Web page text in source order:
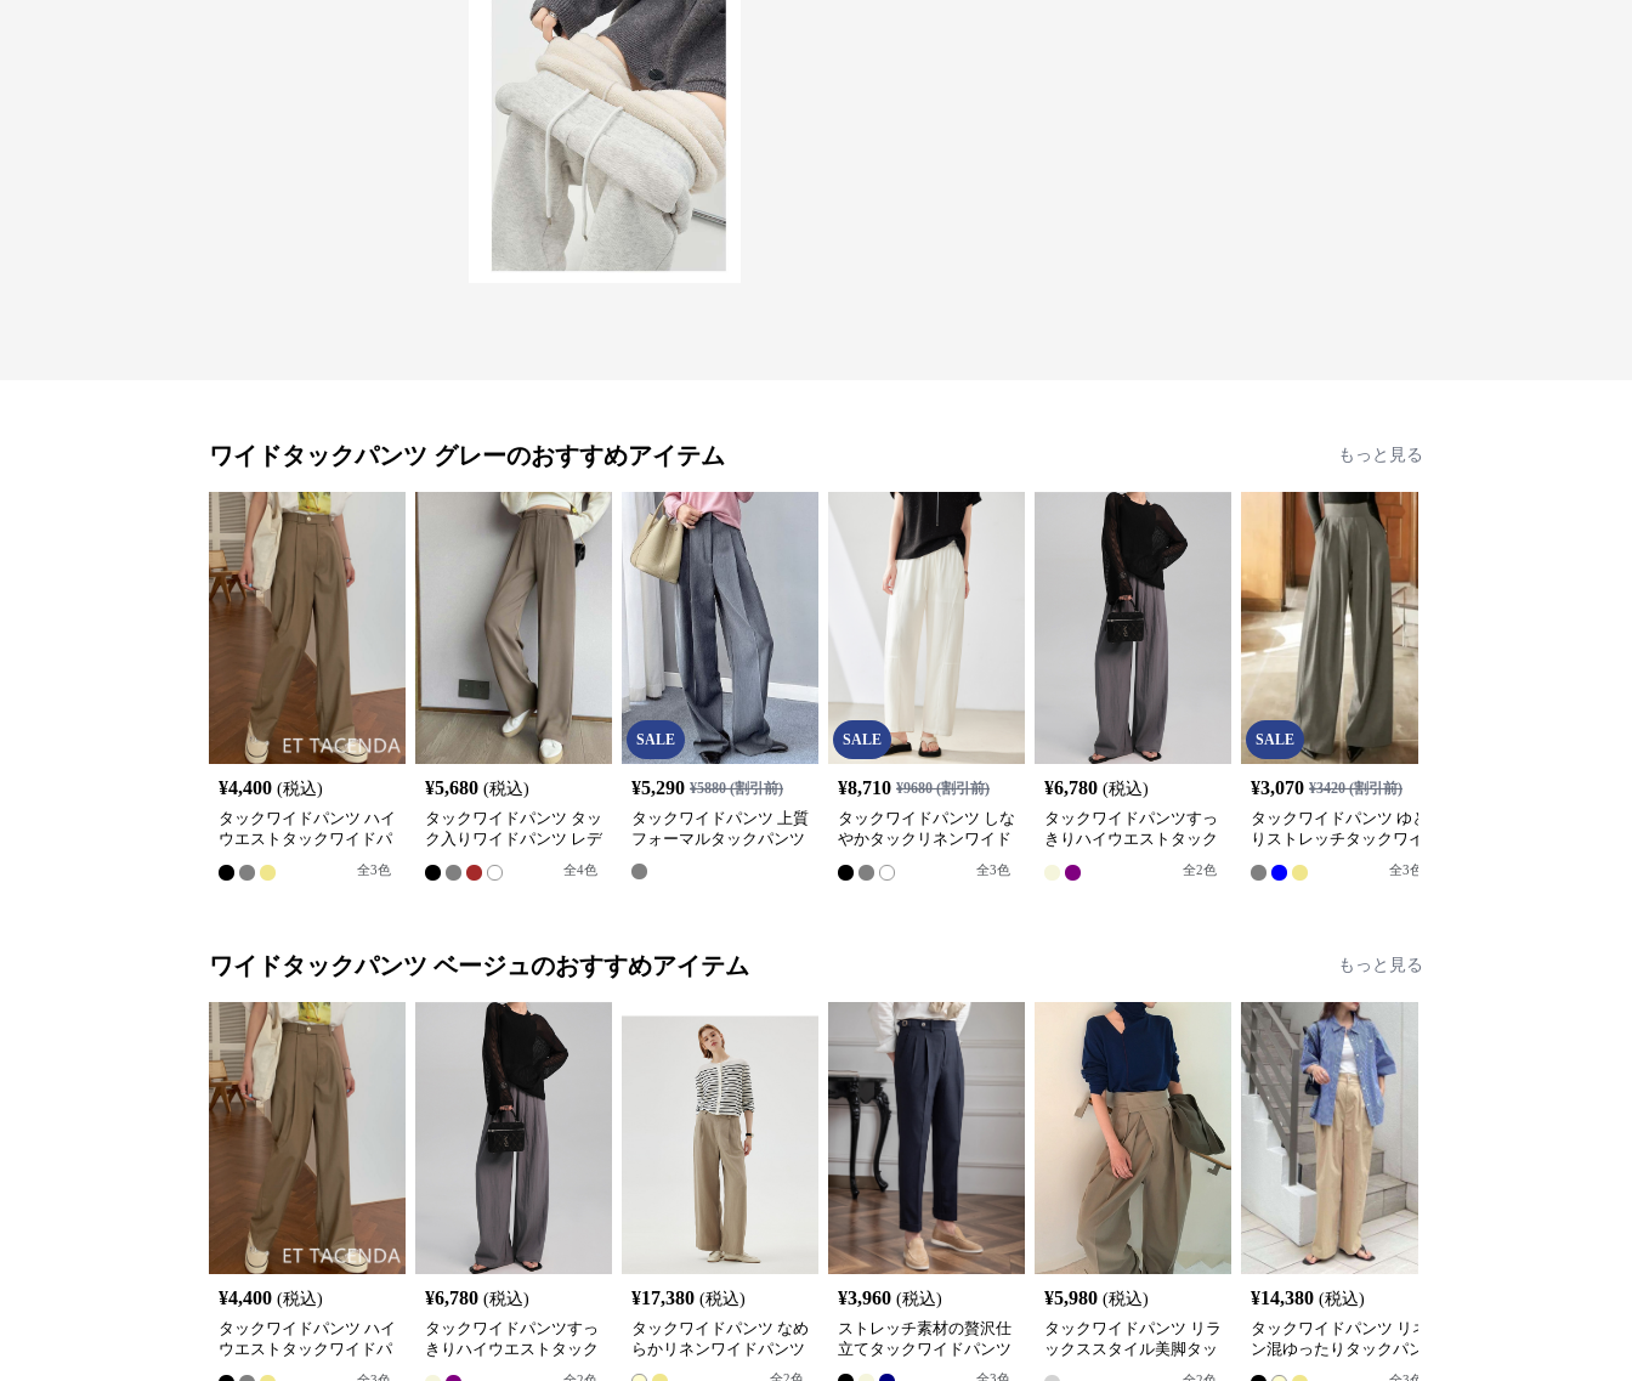
ワイドタックパンツ グレーのおすすめアイテム もっと見る
¥4,400 (税込)
タックワイドパンツ ハイ
ウエストタックワイドパ
ンツ 韓国風きれいめカジ
ュアル
全3色
¥5,680 (税込)
タックワイドパンツ タッ
ク入りワイドパンツ レデ
ィース ハイウエスト
全4色
SALE
¥5,290 ¥5880(割引前)
タックワイドパンツ 上質
フォーマルタックパンツ
SALE
¥8,710 ¥9680(割引前)
タックワイドパンツ しな
やかタックリネンワイド
全3色
¥6,780 (税込)
タックワイドパンツすっ
きりハイウエストタック
全2色
SALE
¥3,070 ¥3420(割引前)
タックワイドパンツ ゆと
りストレッチタックワイ
全3色
ワイドタックパンツ ベージュのおすすめアイテム もっと見る
¥4,400 (税込)
タックワイドパンツ ハイ
ウエストタックワイドパ
ンツ 韓国風きれいめカジ
¥6,780 (税込)
タックワイドパンツすっ
きりハイウエストタック
¥17,380 (税込)
タックワイドパンツ なめ
らかリネンワイドパンツ
¥3,960 (税込)
ストレッチ素材の贅沢仕
立てタックワイドパンツ
¥5,980 (税込)
タックワイドパンツ リラ
ックススタイル美脚タッ
¥14,380 (税込)
タックワイドパンツ リネ
ン混ゆったりタックパン